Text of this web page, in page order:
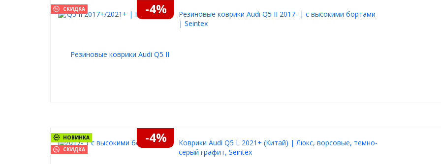
СКИДКА -4%
Резиновые коврики Audi Q5 II 2017- | с высокими бортами
| Seintex
НОВИНКА
СКИДКА
-4%
Коврики Audi Q5 L 2021+ (Китай) | Люкс, ворсовые, темно-
серый графит, Seintex